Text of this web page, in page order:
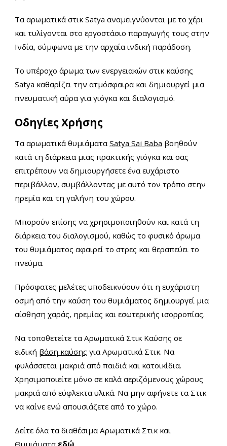
Τα αρωματικά στικ Satya αναμειγνύονται με το χέρι
και τυλίγονται στο εργοστάσιο παραγωγής τους στην
Ινδία, σύμφωνα με την αρχαία ινδική παράδοση.
Το υπέροχο άρωμα των ενεργειακών στικ καύσης
Satya καθαρίζει την ατμόσφαιρα και δημιουργεί μια
πνευματική αύρα για γιόγκα και διαλογισμό.
Οδηγίες Χρήσης
Τα αρωματικά θυμιάματα Satya Sai Baba βοηθούν
κατά τη διάρκεια μιας πρακτικής γιόγκα και σας
επιτρέπουν να δημιουργήσετε ένα ευχάριστο
περιβάλλον, συμβάλλοντας με αυτό τον τρόπο στην
ηρεμία και τη γαλήνη του χώρου.
Μπορούν επίσης να χρησιμοποιηθούν και κατά τη
διάρκεια του διαλογισμού, καθώς το φυσικό άρωμα
του θυμιάματος αφαιρεί το στρες και θεραπεύει το
πνεύμα.
Πρόσφατες μελέτες υποδεικνύουν ότι η ευχάριστη
οσμή από την καύση του θυμιάματος δημιουργεί μια
αίσθηση χαράς, ηρεμίας και εσωτερικής ισορροπίας.
Να τοποθετείτε τα Αρωματικά Στικ Καύσης σε
ειδική βάση καύσης για Αρωματικά Στικ. Να
φυλάσσεται μακριά από παιδιά και κατοικίδια.
Χρησιμοποιείτε μόνο σε καλά αεριζόμενους χώρους
μακριά από εύφλεκτα υλικά. Να μην αφήνετε τα Στικ
να καίνε ενώ απουσιάζετε από το χώρο.
Δείτε όλα τα διαθέσιμα Αρωματικά Στικ και
Θυμιάματα εδώ